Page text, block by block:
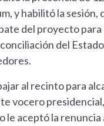
y habilitó la sesión,
del proyecto para
del
al recinto para
vocero
le aceptó la renuncia